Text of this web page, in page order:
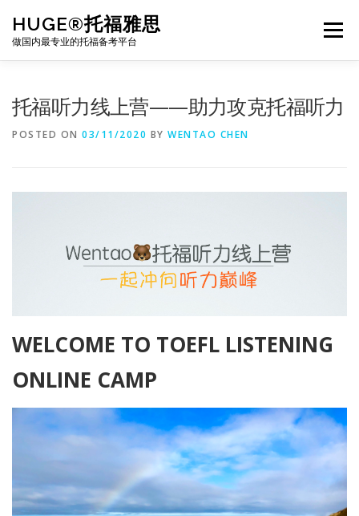
content
HUGE®托福雅思
做国内最专业的托福备考平台
Menu
托福听力线上营——助力攻克托福听力
POSTED ON 03/11/2020 BY WENTAO CHEN
WELCOME TO TOEFL LISTENING
ONLINE CAMP